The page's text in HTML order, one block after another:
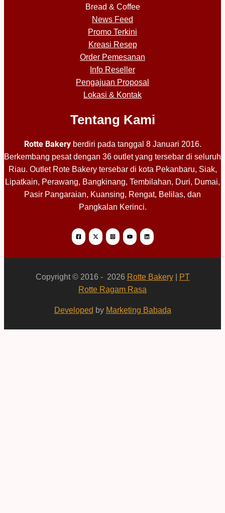
Bread & Coffee
News Feed
Promo Terkini
Kreasi Resep
Order Pemesanan
Info Reseller
Pengajuan Proposal
Lokasi & Kontak
Tentang Kami
Rotte Bakeryberdiri pada tanggal 8 Januari 2016.
Berkembang pesat dengan 36 outlet yang tersebar di seluruh
Riau. Outlet Rote Bakery tersebar di kota Pekanbaru, Siak,
Lipatkain, Perawang, Bangkinang, Tembilahan, Duri, Dumai,
Pasir Pangaraian, Kuansing, Rengat, Belilas, dan
Pangkalan Kerinci.
Copyright © 2016 - 2026 Rotte Bakery|
PT
Rotte Ragam Rasa
Developed by Marketing Babada